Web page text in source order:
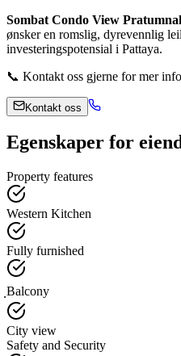
Sombat Condo View
ønsker en romslig, dyrevennlig
investeringspotensial i Pattaya.
📞 Kontakt oss gjerne for mer
Kontakt oss
Egenskaper for
Property features
Western Kitchen
Fully furnished
ฺBalcony
City view
Safety and Security